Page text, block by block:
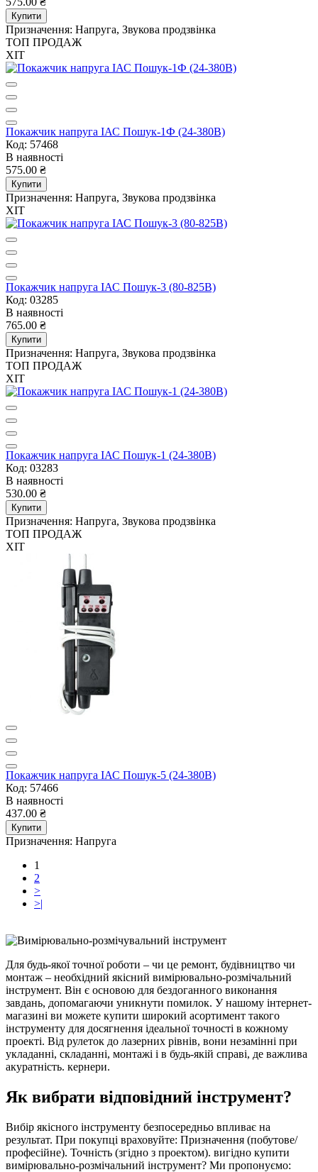
Купити
Призначення: Напруга, Звукова продзвінка
ТОП ПРОДАЖ
ХІТ
Покажчик напруга ІАС Пошук-1Ф (24-380В)
Код: 57468
В наявності
575.00 ₴
Купити
Призначення: Напруга, Звукова продзвінка
ХІТ
Покажчик напруга ІАС Пошук-3 (80-825В)
Код: 03285
В наявності
765.00 ₴
Купити
Призначення: Напруга, Звукова продзвінка
ТОП ПРОДАЖ
ХІТ
Покажчик напруга ІАС Пошук-1 (24-380В)
Код: 03283
В наявності
530.00 ₴
Купити
Призначення: Напруга, Звукова продзвінка
ТОП ПРОДАЖ
ХІТ
Покажчик напруга ІАС Пошук-5 (24-380В)
Код: 57466
В наявності
437.00 ₴
Купити
Призначення: Напруга
1
2
>
>|
Для будь-якої точної роботи – чи це ремонт, будівництво чи
монтаж – необхідний якісний вимірювально-розмічальний
інструмент. Він є основою для бездоганного виконання
завдань, допомагаючи уникнути помилок. У нашому інтернет-
магазині ви можете купити широкий асортимент такого
інструменту для досягнення ідеальної точності в кожному
проекті. Від рулеток до лазерних рівнів, вони незамінні при
укладанні, складанні, монтажі і в будь-якій справі, де важлива
акуратність. кернери.
Як вибрати відповідний інструмент?
Вибір якісного інструменту безпосередньо впливає на
результат. При покупці враховуйте: Призначення (побутове/
професійне). Точність (згідно з проектом). вигідно купити
вимірювально-розмічальний інструмент? Ми пропонуємо: